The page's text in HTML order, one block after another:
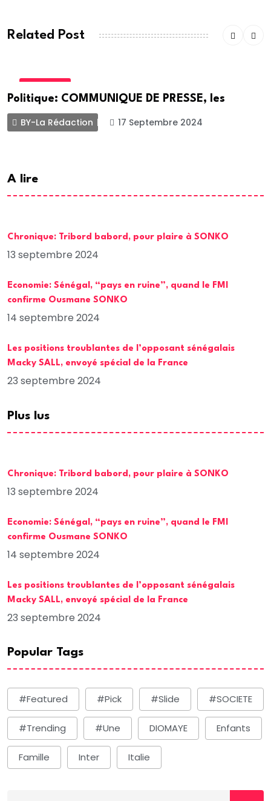
Related Post
Politique: COMMUNIQUE DE PRESSE, les
BY-La Rédaction 17 Septembre 2024
A lire
Chronique: Tribord babord, pour plaire à SONKO
13 septembre 2024
Economie: Sénégal, “pays en ruine”, quand le FMI
confirme Ousmane SONKO
14 septembre 2024
Les positions troublantes de l’opposant sénégalais
Macky SALL, envoyé spécial de la France
23 septembre 2024
Plus lus
Chronique: Tribord babord, pour plaire à SONKO
13 septembre 2024
Economie: Sénégal, “pays en ruine”, quand le FMI
confirme Ousmane SONKO
14 septembre 2024
Les positions troublantes de l’opposant sénégalais
Macky SALL, envoyé spécial de la France
23 septembre 2024
Popular Tags
#Featured #Pick #Slide #SOCIETE
#Trending #une DIOMAYE Enfants
Famille Inter Italie